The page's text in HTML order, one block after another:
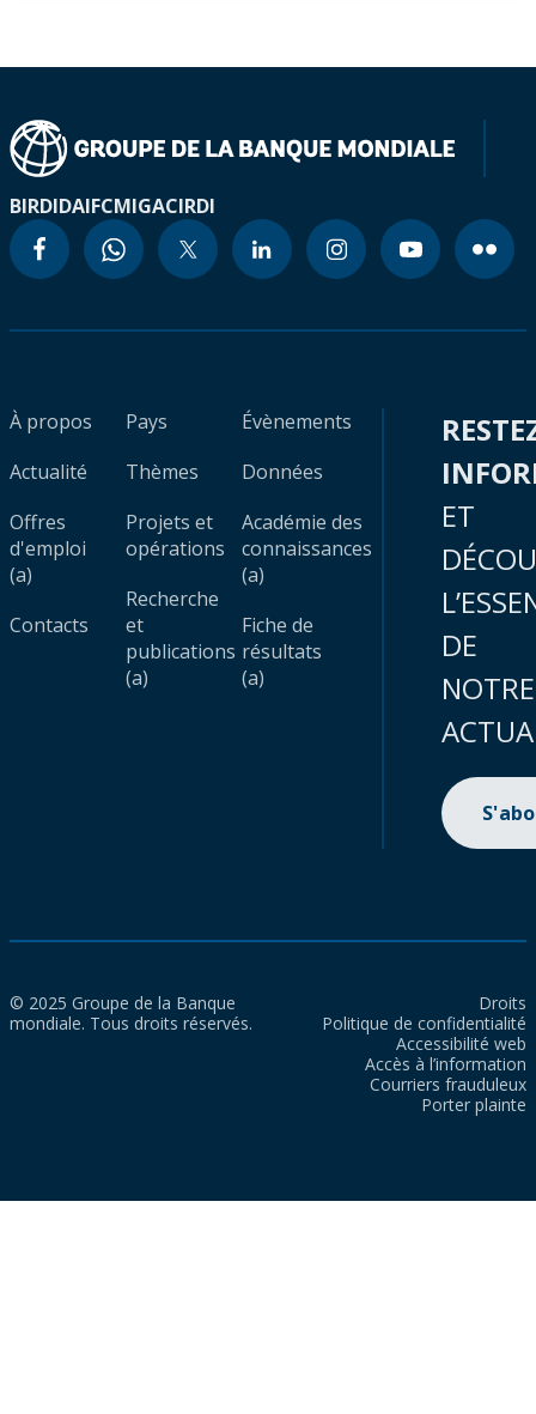
BIRDIDAIFCMIGACIRDI
À propos
Actualité
Offres
d'emploi
(a)
Contacts
Pays
Thèmes
Projets et
opérations
Recherche
et
publications
(a)
Évènements
Données
Académie des
connaissances
(a)
Fiche de
résultats
(a)
ET
DE
NOTRE
© 2025 Groupe de la Banque
mondiale. Tous droits réservés.
Droits
Politique de confidentialité
Accessibilité web
Accès à l’information
Courriers frauduleux
Porter plainte